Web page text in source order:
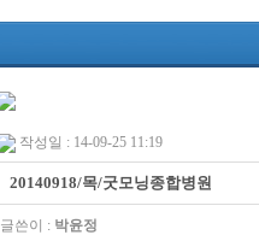
작성일 : 14-09-25 11:19
20140918/목/굿모닝종합병원
글쓴이 : 박윤정